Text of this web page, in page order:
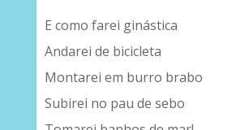
E como farei ginástica
Andarei de bicicleta
Montarei em burro brabo
Subirei no pau de sebo